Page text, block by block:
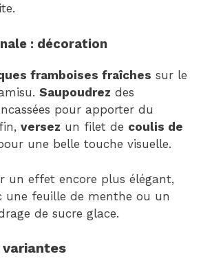
: décoration
framboises fraîches sur le
Saupoudrez des
pour apporter du
versez un filet de coulis de
une belle touche visuelle.
un effet encore plus élégant,
une feuille de menthe ou un
de sucre glace.